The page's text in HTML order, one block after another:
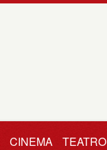
CINEMA TEATRO